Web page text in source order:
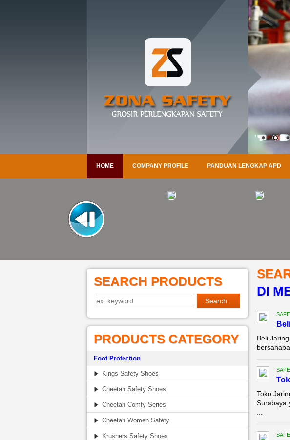
HOME COMPANY PROFILE PANDUAN LENGKAP APD
SEARCH PRODUCTS
PRODUCTS CATEGORY
Foot Protection
Kings Safety Shoes
Cheetah Safety Shoes
Cheetah Comfy Series
Cheetah Women Safety
Krushers Safety Shoes
DI
Beli
Toko
Surabaya